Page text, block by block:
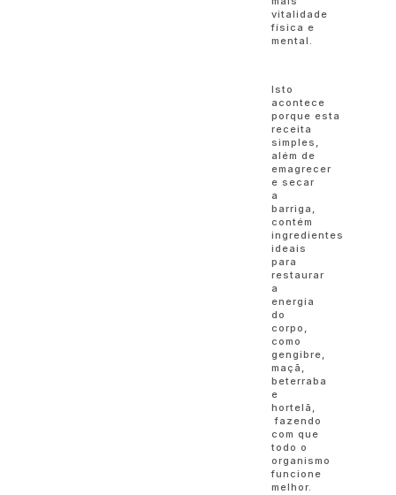
vitalidade
física e
mental.
Isto
acontece
porque esta
receita
simples,
além de
emagrecer
e secar
a
barriga,
contém
ingredientes
ideais
para
restaurar
a
energia
do
corpo,
como
gengibre,
maçã,
beterraba
e
hortelã,
fazendo
com que
todo o
organismo
funcione
melhor.